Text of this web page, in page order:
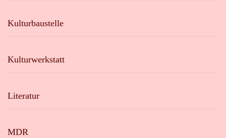
Kulturbaustelle
Kulturwerkstatt
Literatur
MDR